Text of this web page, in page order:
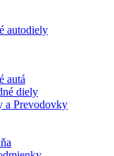
autá
diely
a Prevodovky